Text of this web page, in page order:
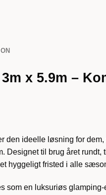
x 5.9m –
den ideelle løsning for
Designet til brug året rundt,
hyggeligt fristed i alle
som en luksuriøs